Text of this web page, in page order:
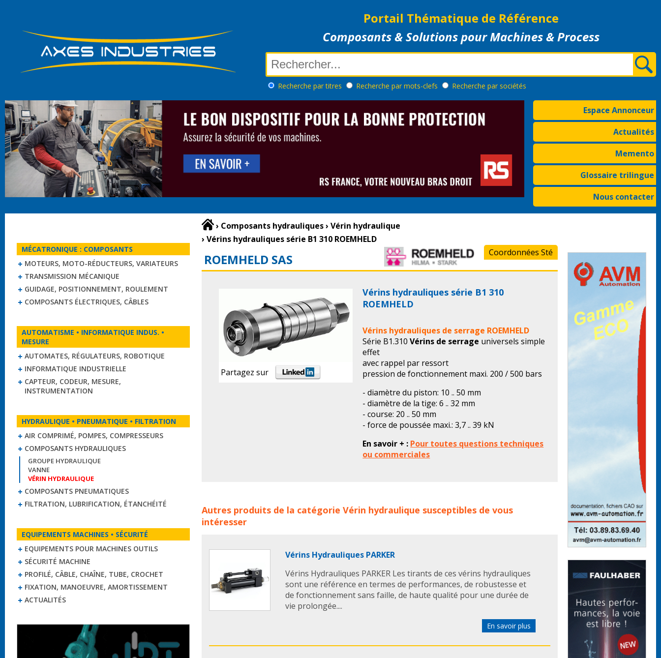
Portail Thématique de Référence
Composants & Solutions pour Machines & Process
Recherche par titres Recherche par mots-clefs Recherche par sociétés
Espace Annonceur
Actualités
Memento
Glossaire trilingue
Nous contacter
MÉCATRONIQUE : COMPOSANTS
MOTEURS, MOTO-RÉDUCTEURS, VARIATEURS
TRANSMISSION MÉCANIQUE
GUIDAGE, POSITIONNEMENT, ROULEMENT
COMPOSANTS ÉLECTRIQUES, CÂBLES
AUTOMATISME • INFORMATIQUE INDUS. •
MESURE
AUTOMATES, RÉGULATEURS, ROBOTIQUE
INFORMATIQUE INDUSTRIELLE
CAPTEUR, CODEUR, MESURE,
INSTRUMENTATION
HYDRAULIQUE • PNEUMATIQUE • FILTRATION
AIR COMPRIMÉ, POMPES, COMPRESSEURS
COMPOSANTS HYDRAULIQUES
GROUPE HYDRAULIQUE
VANNE
VÉRIN HYDRAULIQUE
COMPOSANTS PNEUMATIQUES
FILTRATION, LUBRIFICATION, ÉTANCHÉITÉ
EQUIPEMENTS MACHINES • SÉCURITÉ
EQUIPEMENTS POUR MACHINES OUTILS
SÉCURITÉ MACHINE
PROFILÉ, CÂBLE, CHAÎNE, TUBE, CROCHET
FIXATION, MANOEUVRE, AMORTISSEMENT
ACTUALITÉS
› Composants hydrauliques› Vérin hydraulique
› Vérins hydrauliques série B1 310 ROEMHELD
ROEMHELD SAS Coordonnées Sté
Partagez sur
Vérins hydrauliques série B1 310
ROEMHELD
Vérins hydrauliques de serrage ROEMHELD
Série B1.310Vérins de serrage universels simple
effet
avec rappel par ressort
pression de fonctionnement maxi. 200 / 500 bars
- diamètre du piston: 10 .. 50 mm
- diamètre de la tige: 6 .. 32 mm
- course: 20 .. 50 mm
- force de poussée maxi.: 3,7 .. 39 kN
En savoir + : Pour toutes questions techniques
ou commerciales
verinsverin hydraulique verins hydrauliquesactionneur actionneursactionneur
hydraulique
Autres produits de la catégorie Vérin hydraulique susceptibles de vous
intéresser
Vérins Hydrauliques PARKER
Vérins Hydrauliques PARKER Les tirants de ces vérins hydrauliques
sont une référence en termes de performances, de robustesse et
de fonctionnement sans faille, de haute qualité pour une durée de
vie prolongée....
En savoir plus